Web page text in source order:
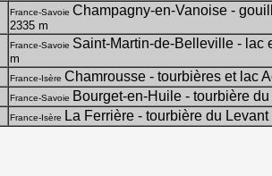
France-Savoie Champagny-en-Vanoise -
2335 m
France-Savoie Saint-Martin-de-Belleville - lac
m
France-Isère Chamrousse - tourbières et lac
France-Savoie Bourget-en-Huile - tourbière
France-Isère La Ferrière - tourbière du Levant